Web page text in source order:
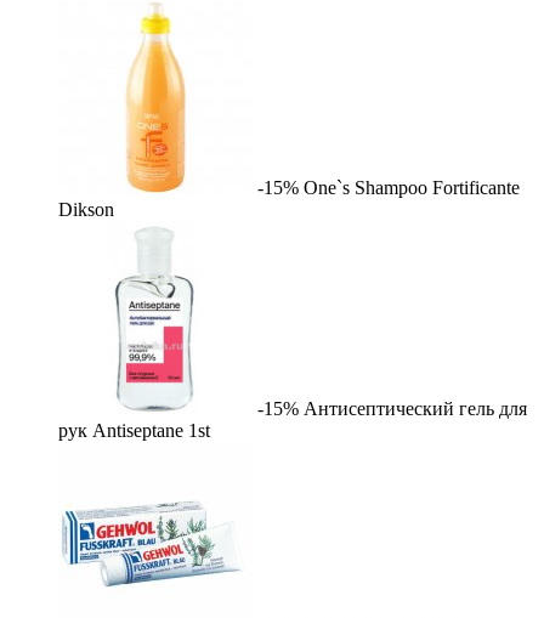
-15% One`s Shampoo Fortificante
Dikson
-15% Антисептический гель для
рук Antiseptane 1st